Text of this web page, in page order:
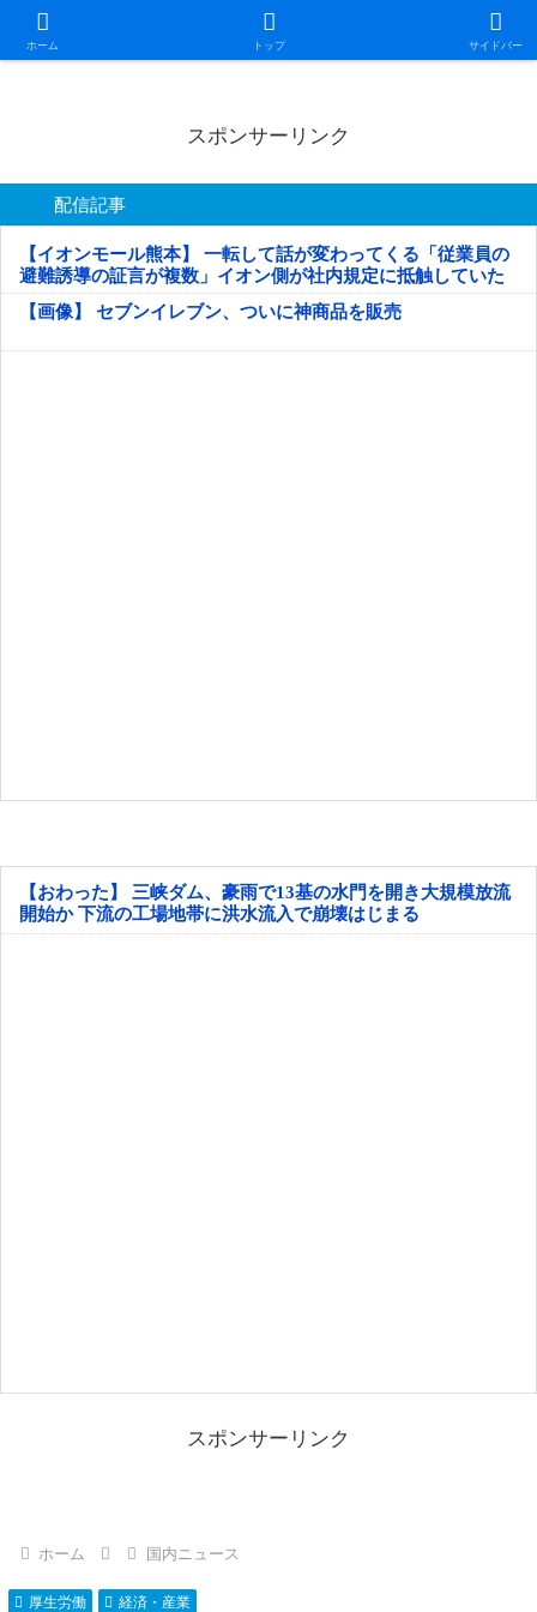
ホーム トップ サイドバー
日本第一！ニュース録
スポンサーリンク
配信記事
【イオンモール熊本】 一転して話が変わってくる「従業員の
避難誘導の証言が複数」イオン側が社内規定に抵触していた
疑い
【画像】 セブンイレブン、ついに神商品を販売
【おわった】 三峡ダム、豪雨で13基の水門を開き大規模放流
開始か 下流の工場地帯に洪水流入で崩壊はじまる
スポンサーリンク
ホーム 国内ニュース
厚生労働 経済・産業